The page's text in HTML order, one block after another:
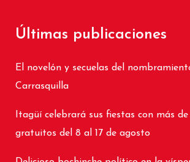
Últimas publicaciones
El novelón y secuelas del
Carrasquilla
Itagüí celebrará sus fiestas con más
gratuitos del 8 al 17 de agosto